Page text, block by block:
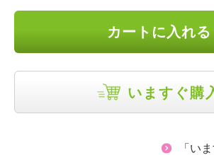
カートに入れる
いますぐ購
「い